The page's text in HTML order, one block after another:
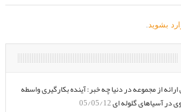
بشوید.
از مجموعه در دنیا چه خبر: آینده بکارگیری واسطه
در آسیاهای گلوله ای05/05/12